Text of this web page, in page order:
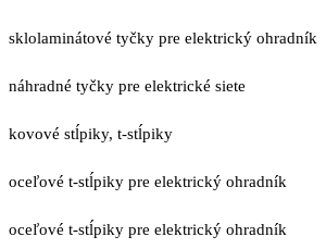
sklolaminátové tyčky pre elektrický ohradník
náhradné tyčky pre elektrické siete
kovové stĺpiky, t-stĺpiky
oceľové t-stĺpiky pre elektrický ohradník
oceľové t-stĺpiky pre elektrický ohradník